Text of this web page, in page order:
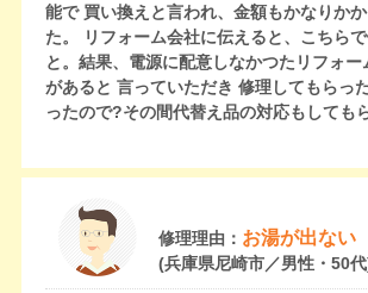
能で 買い換えと言われ、金額もかなりか
た。 リフォーム会社に伝えると、こちら
と。結果、電源に配意しなかつたリフォ
があると 言っていただき 修理してもらっ
ったので?その間代替え品の対応もしても
修理理由： お湯が出ない
(兵庫県尼崎市／男性・50